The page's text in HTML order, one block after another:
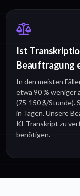
Ist
Beauftragung
In den meisten
etwa 90 % weniger
(75-150 $/Stunde).
in Tagen. Unsere
KI-Transkript zu
benötigen.